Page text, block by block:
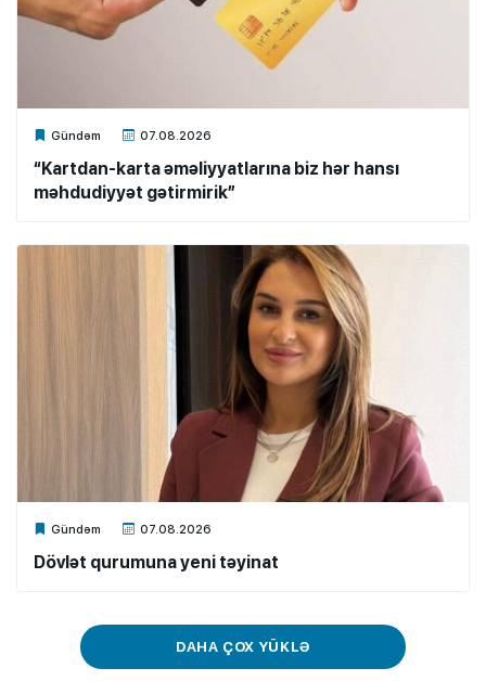
Gündəm 07.08.2026
Xalq.Online
“Kartdan-karta əməliyyatlarına biz hər hansı
məhdudiyyət gətirmirik”
Gündəm 07.08.2026
Xalq.Online
Dövlət qurumuna yeni təyinat
DAHA ÇOX YÜKLƏ